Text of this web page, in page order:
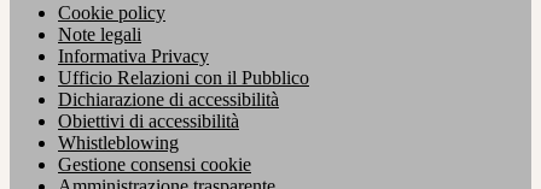
Cookie policy
Note legali
Informativa Privacy
Ufficio Relazioni con il Pubblico
Dichiarazione di accessibilità
Obiettivi di accessibilità
Whistleblowing
Gestione consensi cookie